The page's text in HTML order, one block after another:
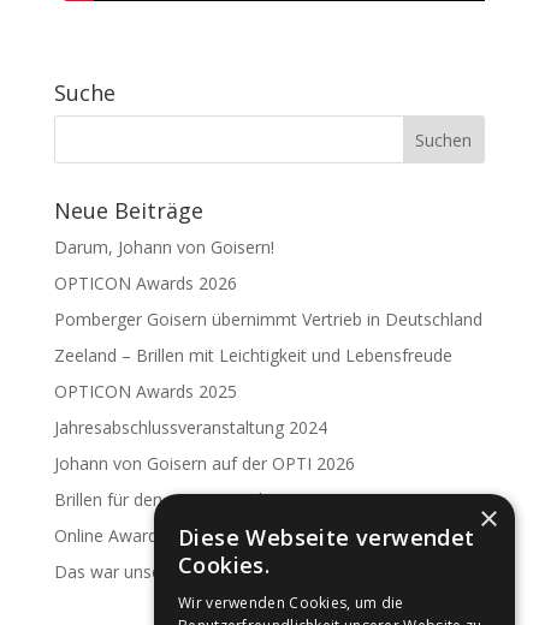
Suche
Neue Beiträge
Darum, Johann von Goisern!
OPTICON Awards 2026
Pomberger Goisern übernimmt Vertrieb in Deutschland
Zeeland – Brillen mit Leichtigkeit und Lebensfreude
OPTICON Awards 2025
Jahresabschlussveranstaltung 2024
Johann von Goisern auf der OPTI 2026
Brillen für den guten Zweck
Online Award 2024
Das war unsere 40-Jahr-Feier
×
Diese Webseite verwendet
Cookies.
Wir verwenden Cookies, um die